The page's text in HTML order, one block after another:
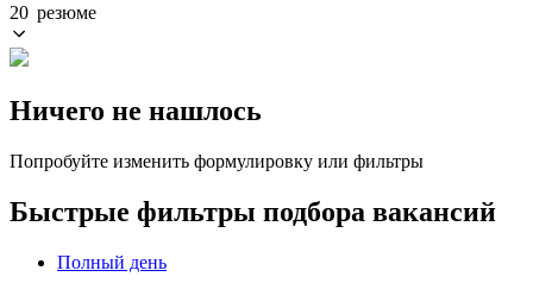
20 резюме
Ничего не нашлось
Попробуйте изменить формулировку или фильтры
Быстрые фильтры подбора вакансий
Полный день